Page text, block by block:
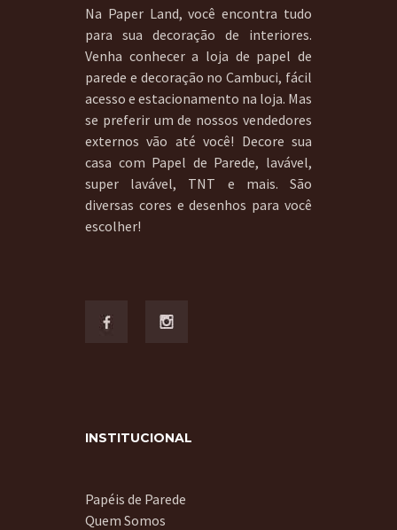
Na Paper Land, você encontra tudo
para sua decoração de interiores.
Venha conhecer a loja de papel de
parede e decoração no Cambuci, fácil
acesso e estacionamento na loja. Mas
se preferir um de nossos vendedores
externos vão até você! Decore sua
casa com Papel de Parede, lavável,
super lavável, TNT e mais. São
diversas cores e desenhos para você
escolher!
INSTITUCIONAL
Papéis de Parede
Quem Somos